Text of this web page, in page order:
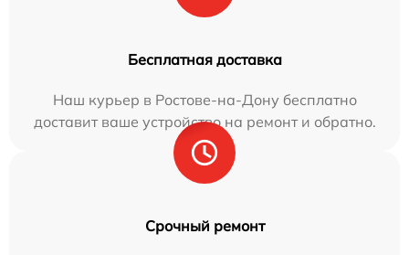
Бесплатная доставка
Наш курьер в Ростове-на-Дону бесплатно
доставит ваше устройство на ремонт и обратно.
Срочный ремонт